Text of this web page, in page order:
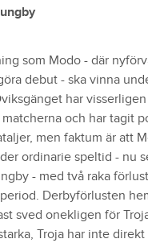
som Modo - där
debut - ska vinna
har
och har tagit
men faktum är att
ordinarie speltid - nu
- med två raka
Derbyförlusten
sved onekligen för
Troja har inte